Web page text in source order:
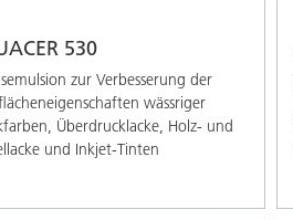
530
zur Verbesserung der
wässriger
Überdrucklacke, Holz- und
und Inkjet-Tinten